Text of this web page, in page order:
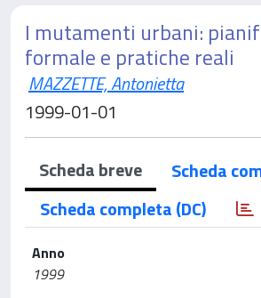
I mutamenti urbani:
formale e pratiche reali
MAZZETTE, Antonietta
1999-01-01
Scheda breve
Scheda
Scheda completa (DC)
Anno
1999